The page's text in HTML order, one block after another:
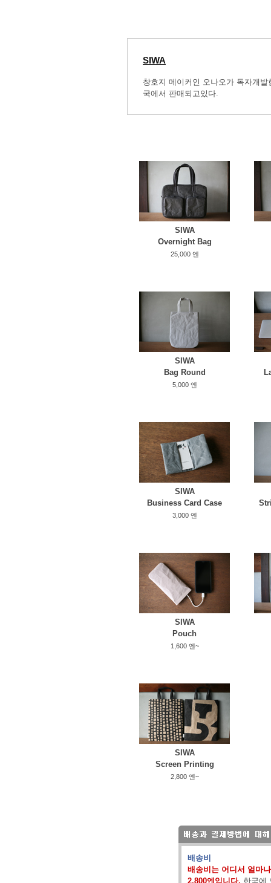
SIWA
창호지 메이커인 오나오가 독자개
국에서 판매되고있다.
SIWA
Overnight Bag
25,000 엔
SIWA
Bag Round
5,000 엔
SIWA
Business Card Case
3,000 엔
SIWA
Pouch
1,600 엔~
SIWA
Screen Printing
2,800 엔~
배송비
배송비는 어디서 얼마
2,800엔입니다. 한국에